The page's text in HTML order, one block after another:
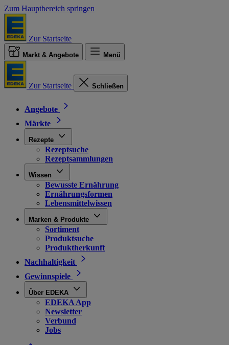
Zum Hauptbereich springen
Zur Startseite
Markt & Angebote Menü
Zur Startseite Schließen
Angebote
Märkte
Rezepte
Rezeptsuche
Rezeptsammlungen
Wissen
Bewusste Ernährung
Ernährungsformen
Lebensmittelwissen
Marken & Produkte
Sortiment
Produktsuche
Produktherkunft
Nachhaltigkeit
Gewinnspiele
Über EDEKA
EDEKA App
Newsletter
Verbund
Jobs